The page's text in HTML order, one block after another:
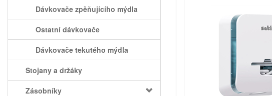
Dávkovače zpěňujícího mýdla
Ostatní dávkovače
Dávkovače tekutého mýdla
Stojany a držáky
Zásobníky